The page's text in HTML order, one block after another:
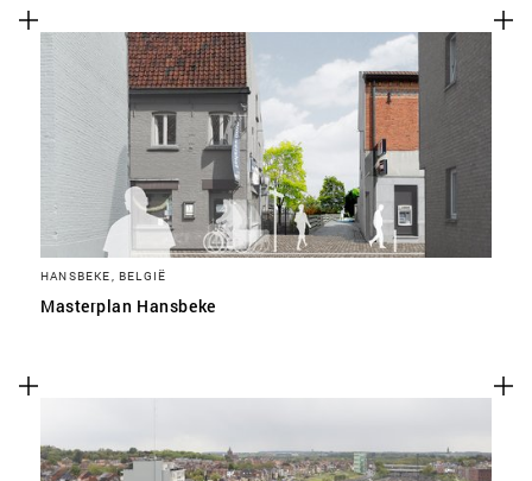
HANSBEKE, BELGIË
Masterplan Hansbeke